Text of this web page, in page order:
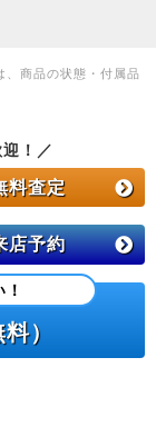
商品の状態・付属品
！／
料査定
店予約
）